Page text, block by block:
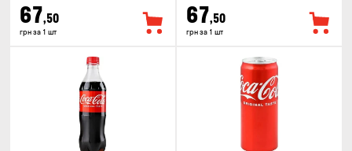
67,50
грн за 1 шт
67,50
грн за 1 шт